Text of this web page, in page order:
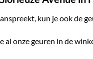
kun je ook de
al onze geuren in de